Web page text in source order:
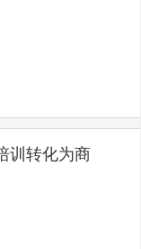
训转化为商